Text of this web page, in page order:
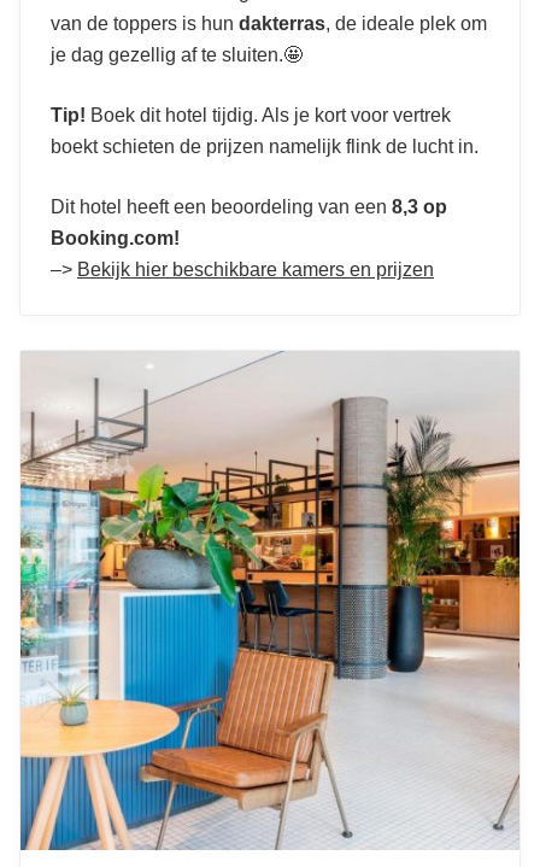
Goedkope hotels in Berlijn
van de toppers is hun dakterras, de ideale plek om
je dag gezellig af te sluiten.🤩
Tip! Boek dit hotel tijdig. Als je kort voor vertrek
boekt schieten de prijzen namelijk flink de lucht in.
Dit hotel heeft een beoordeling van een 8,3 op
Booking.com!
–> Bekijk hier beschikbare kamers en prijzen